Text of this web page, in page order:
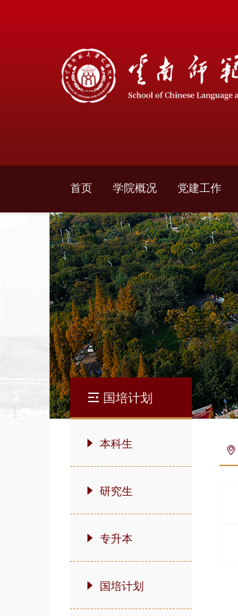
首页 学院概况 党建工作
国培计划
本科生
研究生
专升本
国培计划